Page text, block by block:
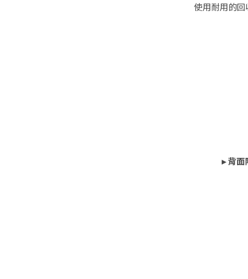
使用耐用的回
▸ 背面